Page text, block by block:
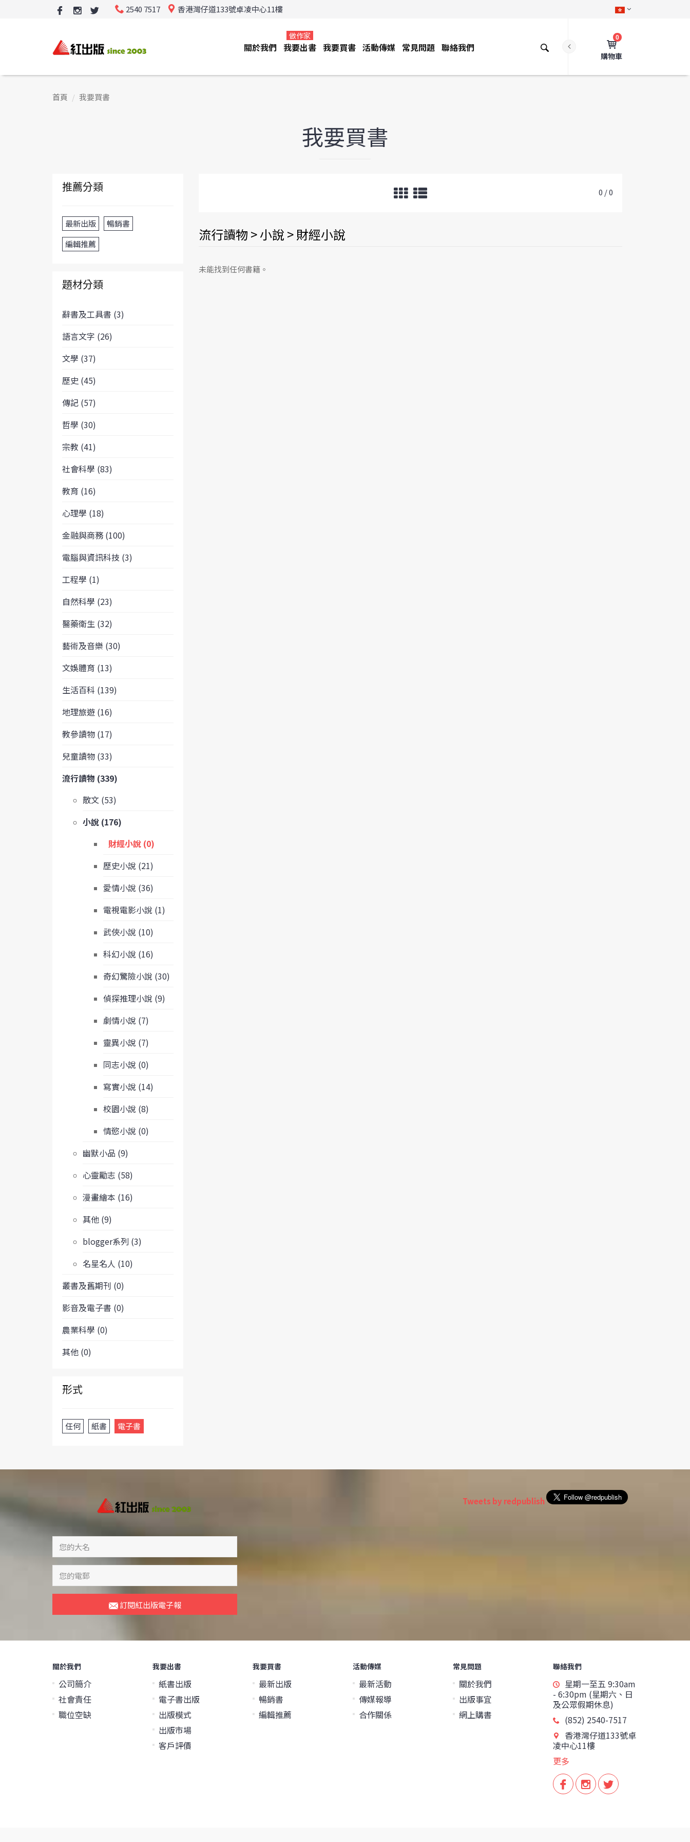
2540 7517 香港灣仔道133號卓凌中心11樓
0
購物車
關於我們 我要出書
做作家
我要買書 活動傳媒 常見問題 聯絡我們
首頁 我要買書
我要買書
推薦分類
最新出版
暢銷書
編輯推薦
題材分類
辭書及工具書 (3)
語言文字 (26)
文學 (37)
歷史 (45)
傳記 (57)
哲學 (30)
宗教 (41)
社會科學 (83)
教育 (16)
心理學 (18)
金融與商務 (100)
電腦與資訊科技 (3)
工程學 (1)
自然科學 (23)
醫藥衛生 (32)
藝術及音樂 (30)
文娛體育 (13)
生活百科 (139)
地理旅遊 (16)
教參讀物 (17)
兒童讀物 (33)
流行讀物 (339)
散文 (53)
小說 (176)
財經小說 (0)
歷史小說 (21)
愛情小說 (36)
電視電影小說 (1)
武俠小說 (10)
科幻小說 (16)
奇幻驚險小說 (30)
偵探推理小說 (9)
劇情小說 (7)
靈異小說 (7)
同志小說 (0)
寫實小說 (14)
校園小說 (8)
情慾小說 (0)
幽默小品 (9)
心靈勵志 (58)
漫畫繪本 (16)
其他 (9)
blogger系列 (3)
名星名人 (10)
叢書及舊期刊 (0)
影音及電子書 (0)
農業科學 (0)
其他 (0)
形式
任何 紙書 電子書
0 / 0
流行讀物 > 小說 > 財經小說
未能找到任何書籍。
訂閱紅出版電子報
Tweets by redpublish
關於我們
公司簡介
社會責任
職位空缺
我要出書
紙書出版
電子書出版
出版模式
出版市場
客戶評價
我要買書
最新出版
暢銷書
編輯推薦
活動傳媒
最新活動
傳媒報導
合作關係
常見問題
關於我們
出版事宜
網上購書
聯絡我們
星期一至五 9:30am
- 6:30pm (星期六、日
及公眾假期休息)
(852) 2540-7517
香港灣仔道133號卓
凌中心11樓
更多